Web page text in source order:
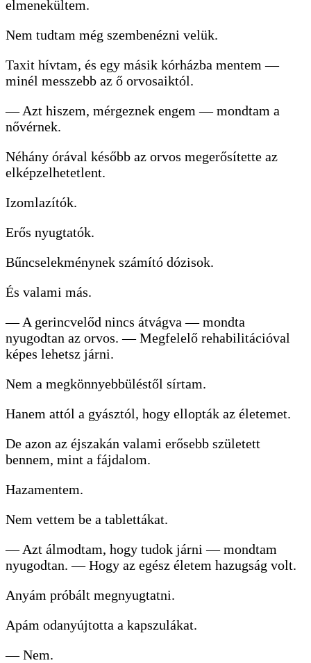
elmenekültem.
Nem tudtam még szembenézni velük.
Taxit hívtam, és egy másik kórházba mentem —
minél messzebb az ő orvosaiktól.
— Azt hiszem, mérgeznek engem — mondtam a
nővérnek.
Néhány órával később az orvos megerősítette az
elképzelhetetlent.
Izomlazítók.
Erős nyugtatók.
Bűncselekménynek számító dózisok.
És valami más.
— A gerincvelőd nincs átvágva — mondta
nyugodtan az orvos. — Megfelelő rehabilitációval
képes lehetsz járni.
Nem a megkönnyebbüléstől sírtam.
Hanem attól a gyásztól, hogy ellopták az életemet.
De azon az éjszakán valami erősebb született
bennem, mint a fájdalom.
Hazamentem.
Nem vettem be a tablettákat.
— Azt álmodtam, hogy tudok járni — mondtam
nyugodtan. — Hogy az egész életem hazugság volt.
Anyám próbált megnyugtatni.
Apám odanyújtotta a kapszulákat.
— Nem.